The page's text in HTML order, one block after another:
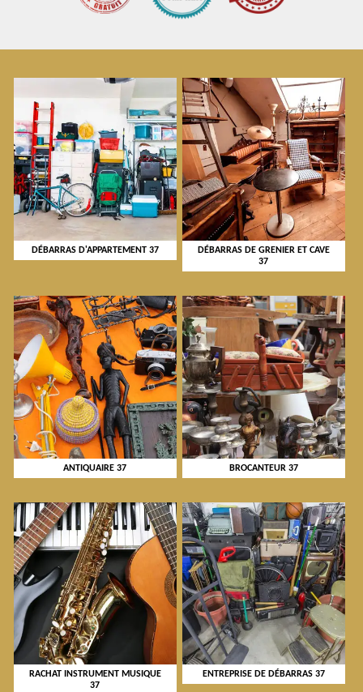
DÉBARRAS D'APPARTEMENT 37
DÉBARRAS DE GRENIER ET CAVE
37
ANTIQUAIRE 37 BROCANTEUR 37
RACHAT INSTRUMENT MUSIQUE
37
ENTREPRISE DE DÉBARRAS 37